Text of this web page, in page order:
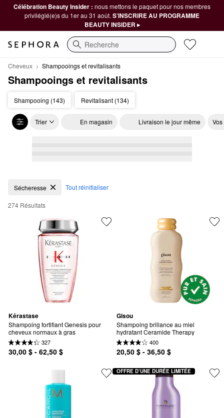
Célébration Beauty Insider : nous mettons le paquet pour nos membres
privilégié(e)s du 1er au 31 août. S’INSCRIRE AU PROGRAMME
BEAUTY INSIDER ▸
Recherche
Cheveux Shampooings et revitalisants
Shampooings et revitalisants
Shampooing (143) Revitalisant (134)
Trier En magasin Livraison le jour même
Shampooings et revitalisants
Sécheresse Tout réinitialiser
274 Résultats
Kérastase
Shampoing fortifiant Genesis pour
cheveux normaux à gras
327
30,00 $ - 62,50 $
Gisou
Shampoing brillance au miel
hydratant Ceramide Therapy
400
20,50 $ - 36,50 $
OFFRE D’UNE DURÉE LIMITÉE